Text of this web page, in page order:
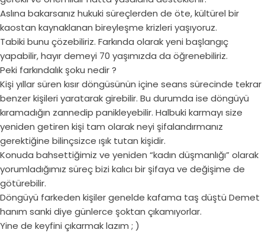
Aslına bakarsanız hukuki süreçlerden de öte, kültürel bir
kaostan kaynaklanan bireyleşme krizleri yaşıyoruz.
Tabiki bunu çözebiliriz. Farkında olarak yeni başlangıç
yapabilir, hayır demeyi 70 yaşımızda da öğrenebiliriz.
Peki farkındalık şoku nedir ?
Kişi yıllar süren kısır döngüsünün içine seans sürecinde tekrar
benzer kişileri yaratarak girebilir. Bu durumda ise döngüyü
kıramadığın zannedip panikleyebilir. Halbuki karmayı size
yeniden getiren kişi tam olarak neyi şifalandırmanız
gerektiğine bilinçsizce ışık tutan kişidir.
Konuda bahsettiğimiz ve yeniden “kadın düşmanlığı” olarak
yorumladığımız süreç bizi kalıcı bir şifaya ve değişime de
götürebilir.
Döngüyü farkeden kişiler genelde kafama taş düştü Demet
hanım sanki diye günlerce şoktan çıkamıyorlar.
Yine de keyfini çıkarmak lazım ; )